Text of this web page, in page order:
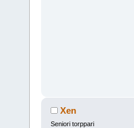
Xen
Seniori torppari